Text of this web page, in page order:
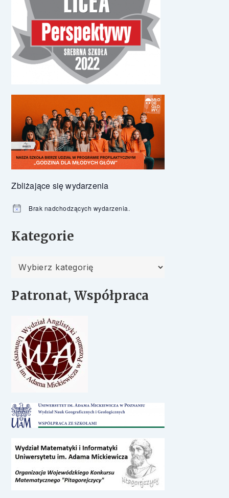
Zbliżające się wydarzenia
Powiadomienie
Brak nadchodzących wydarzenia.
Kategorie
Kategorie
Patronat, Współpraca